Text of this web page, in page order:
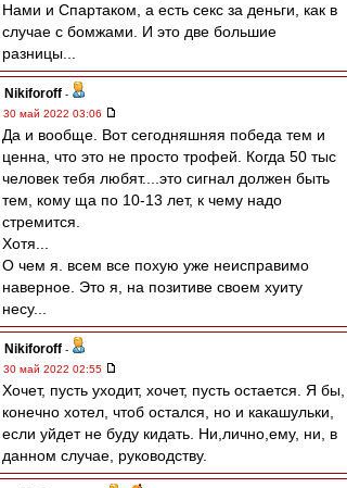
Нами и Спартаком, а есть секс за деньги, как в
случае с бомжами. И это две большие
разницы...
Nikiforoff -
30 май 2022 03:06
Да и вообще. Вот сегодняшняя победа тем и
ценна, что это не просто трофей. Когда 50 тыс
человек тебя любят....это сигнал должен быть
тем, кому ща по 10-13 лет, к чему надо
стремится.
Хотя...
О чем я. всем все похую уже неисправимо
наверное. Это я, на позитиве своем хуиту
несу...
Nikiforoff -
30 май 2022 02:55
Хочет, пусть уходит, хочет, пусть остается. Я бы,
конечно хотел, чтоб остался, но и какашульки,
если уйдет не буду кидать. Ни,лично,ему, ни, в
данном случае, руководству.